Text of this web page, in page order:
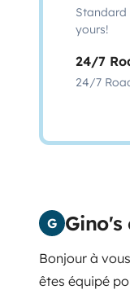
Standard
yours!
24/7
24/7
G
Bonjour à
êtes équipé